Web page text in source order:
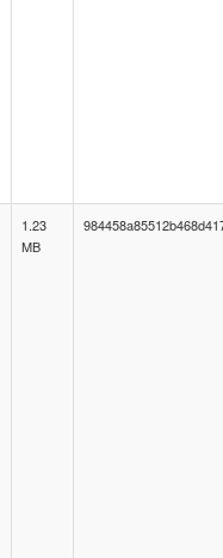
1.23
MB